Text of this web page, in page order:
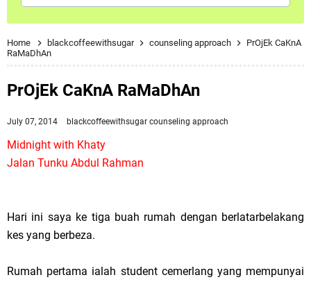
Home blackcoffeewithsugar counseling approach
PrOjEk CaKnA
RaMaDhAn
PrOjEk CaKnA RaMaDhAn
July 07, 2014 blackcoffeewithsugar counseling approach
Midnight with Khaty
Jalan Tunku Abdul Rahman
Hari ini saya ke tiga buah rumah dengan berlatarbelakang
kes yang berbeza.
Rumah pertama ialah student cemerlang yang mempunyai